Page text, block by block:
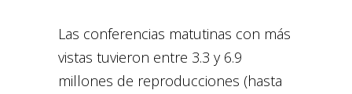
Las conferencias matutinas con más
vistas tuvieron entre 3.3 y 6.9
millones de reproducciones (hasta